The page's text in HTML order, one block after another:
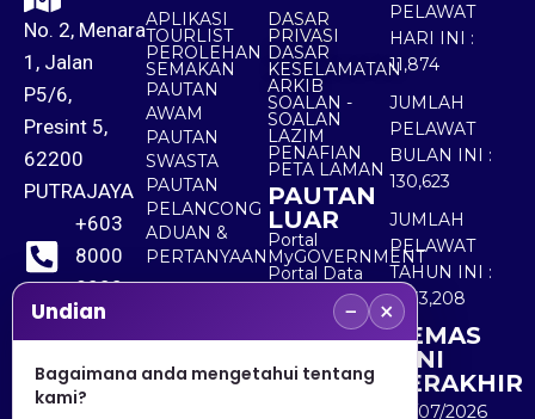
No. 2, Menara
1, Jalan
P5/6,
Presint 5,
62200
PUTRAJAYA
+603
8000
8000
+603
8891
7100
APLIKASI
TOURLIST
PEROLEHAN
SEMAKAN
PAUTAN
AWAM
PAUTAN
SWASTA
PAUTAN
PELANCONG
ADUAN &
PERTANYAAN
DASAR
PRIVASI
DASAR
KESELAMATAN
ARKIB
SOALAN -
SOALAN
LAZIM
PENAFIAN
PETA LAMAN
PAUTAN
LUAR
Portal
MyGOVERNMENT
Portal Data
Terbuka
Sektor Awam
PELAWAT
HARI INI :
11,874
JUMLAH
PELAWAT
BULAN INI :
130,623
JUMLAH
PELAWAT
TAHUN INI :
5,533,208
KEMAS
KINI
TERAKHIR
30/07/2026
Undian − ×
Bagaimana anda mengetahui tentang
kami?